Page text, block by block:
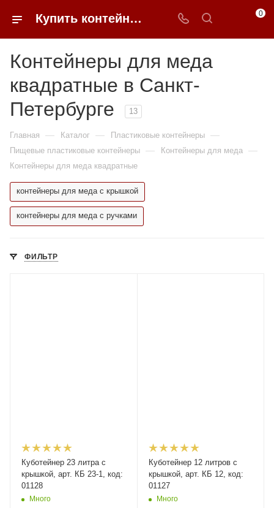
Купить контейнеры для меда квадратные в Санкт-Петербурге недорого | 0FFER 0
Контейнеры для меда
квадратные в Санкт-
Петербурге
13
Главная — Каталог — Пластиковые контейнеры —
Пищевые пластиковые контейнеры — Контейнеры для меда —
Контейнеры для меда квадратные
контейнеры для меда с крышкой
контейнеры для меда с ручками
ФИЛЬТР
Куботейнер 23 литра с
крышкой, арт. КБ 23-1, код:
01128
Много
Куботейнер 12 литров с
крышкой, арт. КБ 12, код:
01127
Много